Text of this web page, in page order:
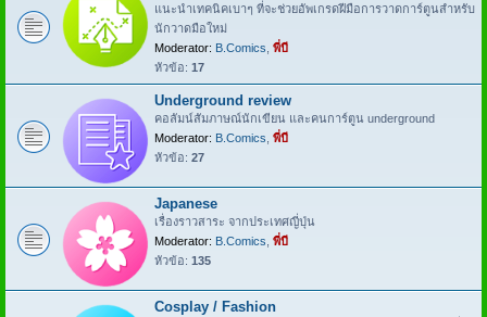
แนะนำเทคนิคเบาๆ ที่จะช่วยอัพเกรดฝีมือการวาดการ์ตูนสำหรับ
นักวาดมือใหม่
Moderator: B.Comics พี่บี
หัวข้อ: 17
Underground review
คอลัมน์สัมภาษณ์นักเขียน และคนการ์ตูน underground
Moderator: B.Comics พี่บี
หัวข้อ: 27
Japanese
เรื่องราวสาระ จากประเทศญี่ปุ่น
Moderator: B.Comics พี่บี
หัวข้อ: 135
Cosplay / Fashion